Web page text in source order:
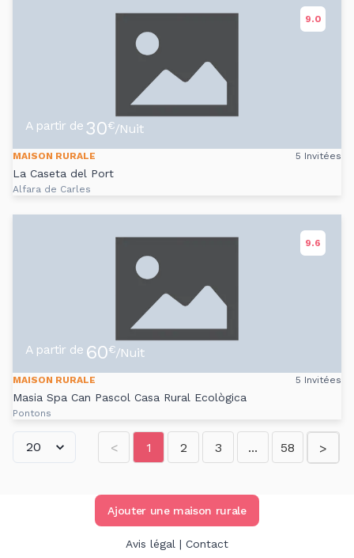
9.0
A partir de 30€/Nuit
MAISON RURALE 5 Invitées
La Caseta del Port
Alfara de Carles
9.6
A partir de 60€/Nuit
MAISON RURALE 5 Invitées
Masia Spa Can Pascol Casa Rural Ecològica
Pontons
< 1 2 3 ... 58 >
Ajouter une maison rurale
Avis légal | Contact